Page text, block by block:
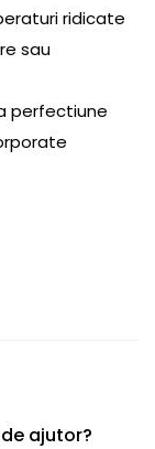
ridicate
sau
perfectiune
ajutor?